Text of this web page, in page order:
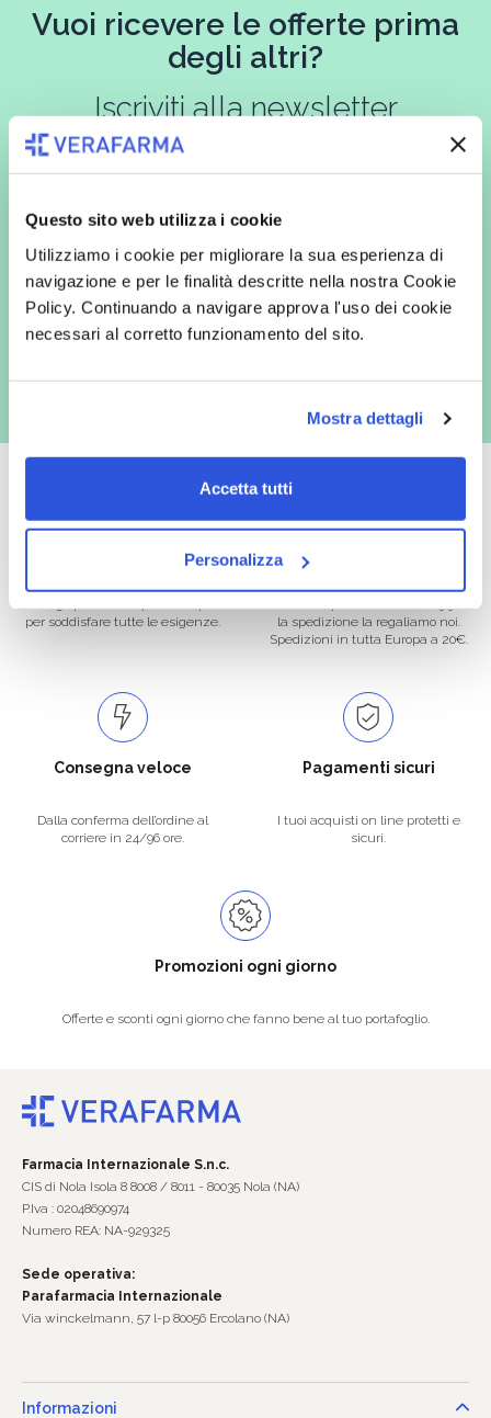
Questo sito web utilizza i cookie
Utilizziamo i cookie per migliorare la sua esperienza di
navigazione e per le finalità descritte nella nostra Cookie
Policy. Continuando a navigare approva l'uso dei cookie
necessari al corretto funzionamento del sito.
Mostra dettagli
Accetta tutti
Personalizza
Vuoi ricevere le offerte prima
degli altri?
Iscriviti alla newsletter
In qualità di interessato, avendo letto l’informativa
espressamente al trattamento dei miei dati personali per finalità
commerciali da parte di Verafarma, tra cui invio di comunicazioni
marketing (con modalità telematiche - quali ad es. newsletter ed e-mail
con inviti e comunicazioni commerciali - e modalità tradizionali, quali ad
es. posta cartacea)
Oltre 50.000 prodotti
per soddisfare tutte le esigenze.
la spedizione la regaliamo noi.
Spedizioni in tutta Europa a 20€.
Consegna veloce
Dalla conferma dell’ordine al
corriere in 24/96 ore.
Pagamenti sicuri
I tuoi acquisti on line protetti e
sicuri.
Promozioni ogni giorno
Offerte e sconti ogni giorno che fanno bene al tuo portafoglio.
Farmacia Internazionale S.n.c.
CIS di Nola Isola 8 8008 / 8011 - 80035 Nola (NA)
P.Iva : 02048690974
Numero REA: NA-929325
Sede operativa:
Parafarmacia Internazionale
Via winckelmann, 57 l-p 80056 Ercolano (NA)
Informazioni